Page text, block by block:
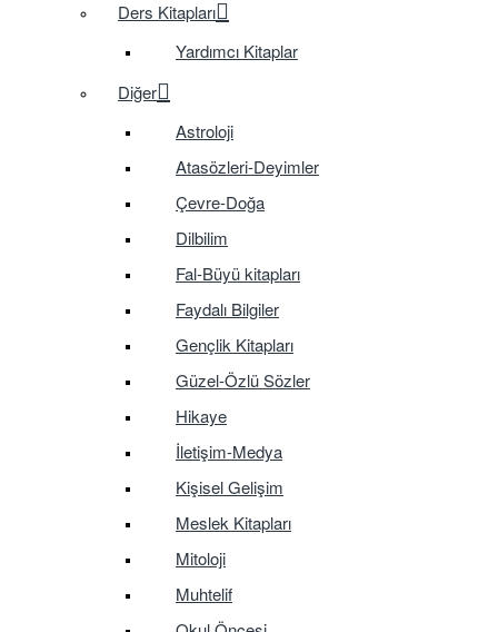
Ders Kitapları
Yardımcı Kitaplar
Diğer
Astroloji
Atasözleri-Deyimler
Çevre-Doğa
Dilbilim
Fal-Büyü kitapları
Faydalı Bilgiler
Gençlik Kitapları
Güzel-Özlü Sözler
Hikaye
İletişim-Medya
Kişisel Gelişim
Meslek Kitapları
Mitoloji
Muhtelif